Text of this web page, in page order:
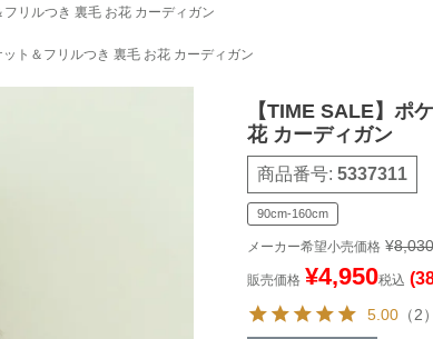
フリルつき 裏毛 お花 カーディガン
ット＆フリルつき 裏毛 お花 カーディガン
【TIME SALE】ポ
花 カーディガン
商品番号 5337311
90cm-160cm
メーカー希望小売価格 ¥8,030
販売価格 ¥4,950税込
5.00 （2）